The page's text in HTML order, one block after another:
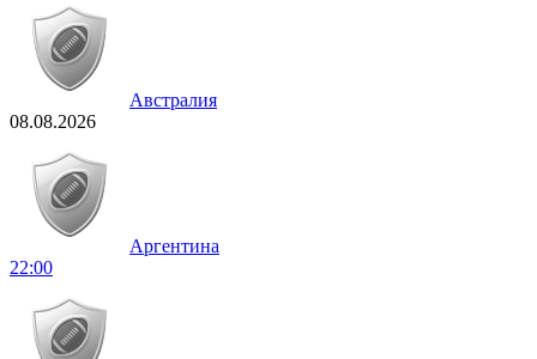
Австралия
08.08.2026
Аргентина
22:00